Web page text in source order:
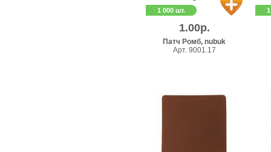
1 000 шт.
1.00р.
Патч Ромб, nubuk
Арт. 9001.17